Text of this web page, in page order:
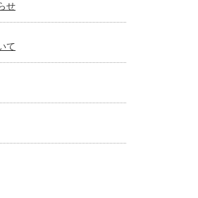
せ
て